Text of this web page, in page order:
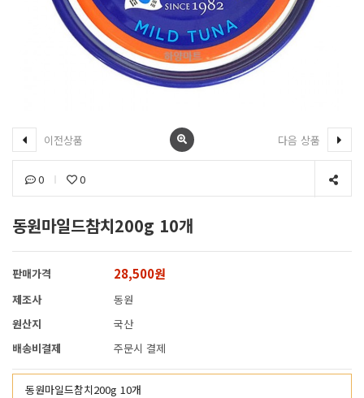
이전상품 다음 상품
0 0
동원마일드참치200g 10개
판매가격 28,500원
제조사
동원
원산지
국산
배송비결제
주문시 결제
동원마일드참치200g 10개